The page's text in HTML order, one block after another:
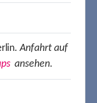
Anfahrt auf
ansehen.